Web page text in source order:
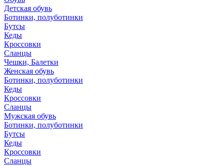
Детская обувь
Ботинки, полуботинки
Бутсы
Кеды
Кроссовки
Сланцы
Чешки, Балетки
Женская обувь
Ботинки, полуботинки
Кеды
Кроссовки
Сланцы
Мужская обувь
Ботинки, полуботинки
Бутсы
Кеды
Кроссовки
Сланцы